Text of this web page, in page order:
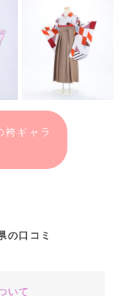
袴ギャラ
の口コミ
いて